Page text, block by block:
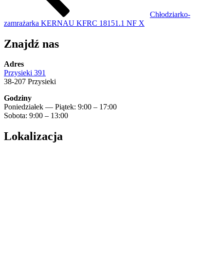
Chłodziarko-
zamrażarka KERNAU KFRC 18151.1 NF X
Znajdź nas
Adres
Przysieki 391
38-207 Przysieki
Godziny
Poniedziałek — Piątek: 9:00 – 17:00
Sobota: 9:00 – 13:00
Lokalizacja